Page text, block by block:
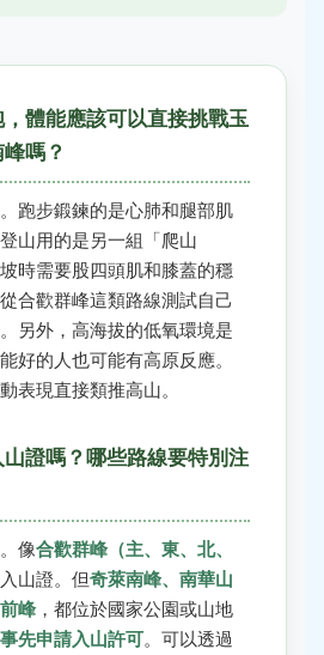
體能應該可以直接挑戰玉
嗎？
跑步鍛鍊的是心肺和腿部肌
山用的是另一組「爬山
時需要股四頭肌和膝蓋的穩
合歡群峰這類路線測試自己
另外，高海拔的低氧環境是
好的人也可能有高原反應。
表現直接類推高山。
證嗎？哪些路線要特別注
像合歡群峰（主、東、北、
山證。但奇萊南峰、南華山
峰，都位於國家公園或山地
先申請入山許可。可以透過